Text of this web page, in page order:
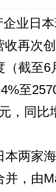
业日
收再次
（截至
至
，同比
两家海
并，由